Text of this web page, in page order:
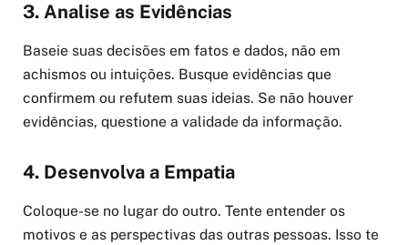
3. Analise as Evidências
Baseie suas decisões em fatos e dados, não em
achismos ou intuições. Busque evidências que
confirmem ou refutem suas ideias. Se não houver
evidências, questione a validade da informação.
4. Desenvolva a Empatia
Coloque-se no lugar do outro. Tente entender os
motivos e as perspectivas das outras pessoas. Isso te